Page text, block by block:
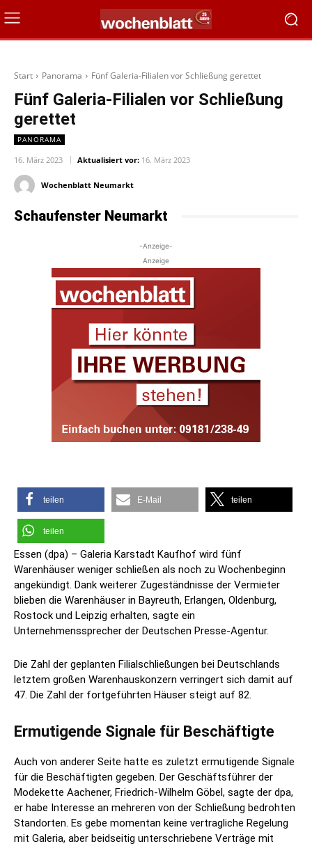
Start Panorama Fünf Galeria-Filialen vor Schließung gerettet
Fünf Galeria-Filialen vor Schließung
gerettet
PANORAMA
16. März 2023 Aktualisiert vor: 16. März 2023
Wochenblatt Neumarkt
Schaufenster Neumarkt
-Anzeige-
Anzeige
teilen E-Mail teilen
teilen
Essen (dpa) – Galeria Karstadt Kaufhof wird fünf
Warenhäuser weniger schließen als noch zu Wochenbeginn
angekündigt. Dank weiterer Zugeständnisse der Vermieter
blieben die Warenhäuser in Bayreuth, Erlangen, Oldenburg,
Rostock und Leipzig erhalten, sagte ein
Unternehmenssprecher der Deutschen Presse-Agentur.
Die Zahl der geplanten Filialschließungen bei Deutschlands
letztem großen Warenhauskonzern verringert sich damit auf
47. Die Zahl der fortgeführten Häuser steigt auf 82.
Ermutigende Signale für Beschäftigte
Auch von anderer Seite hatte es zuletzt ermutigende Signale
für die Beschäftigten gegeben. Der Geschäftsführer der
Modekette Aachener, Friedrich-Wilhelm Göbel, sagte der dpa,
er habe Interesse an mehreren von der Schließung bedrohten
Standorten. Es gebe momentan keine vertragliche Regelung
mit Galeria, aber beidseitig unterschriebene Verträge mit